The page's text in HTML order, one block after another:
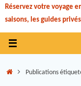
Réservez votre voyage
saisons, les guides
Publications